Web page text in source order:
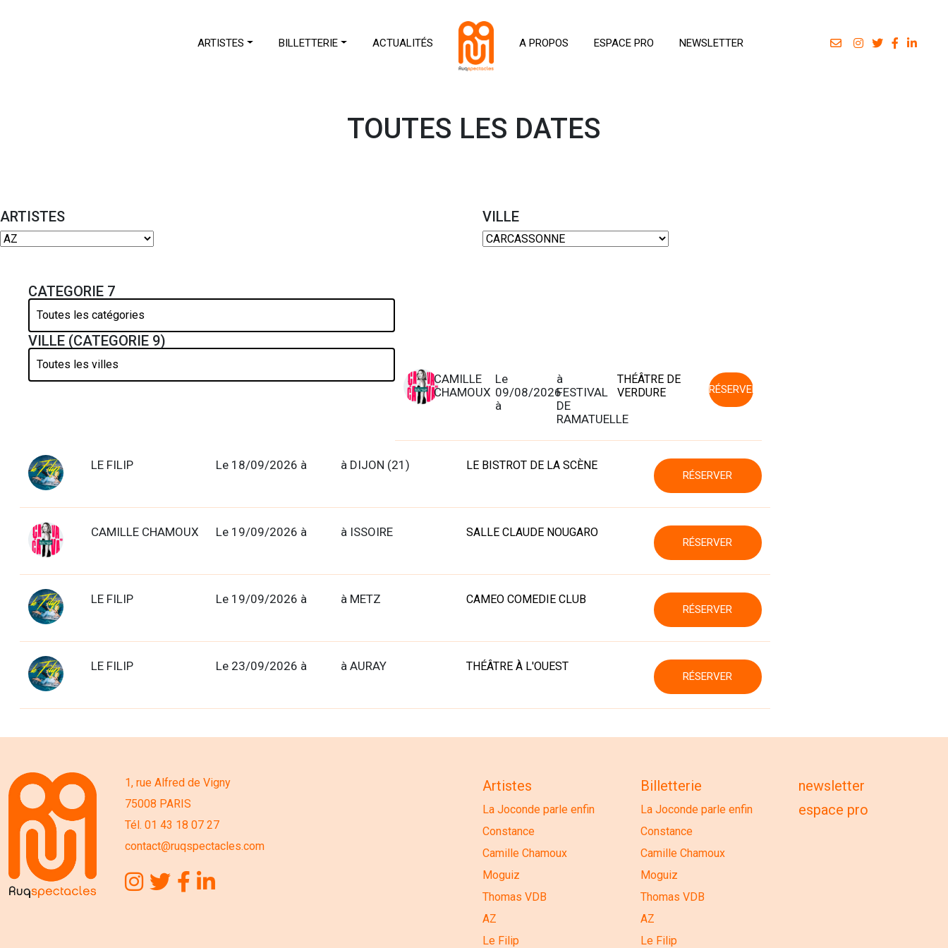
ARTISTES BILLETTERIE ACTUALITÉS A PROPOS ESPACE PRO NEWSLETTER
TOUTES LES DATES
ARTISTES VILLE
CATEGORIE 7
VILLE (CATEGORIE 9)
CAMILLE
CHAMOUX
Le
09/08/2026
à
à
FESTIVAL
DE
RAMATUELLE
THÉÂTRE DE
VERDURE
RÉSERVER
LE FILIP Le 18/09/2026 à à DIJON (21) LE BISTROT DE LA SCÈNE
RÉSERVER
CAMILLE CHAMOUX Le 19/09/2026 à à ISSOIRE SALLE CLAUDE NOUGARO
RÉSERVER
LE FILIP Le 19/09/2026 à à METZ CAMEO COMEDIE CLUB
RÉSERVER
LE FILIP Le 23/09/2026 à à AURAY THÉÂTRE À L'OUEST
RÉSERVER
1, rue Alfred de Vigny
75008 PARIS
Tél. 01 43 18 07 27
contact@ruqspectacles.com
Artistes
La Joconde parle enfin
Constance
Camille Chamoux
Moguiz
Thomas VDB
AZ
Le Filip
Billetterie
La Joconde parle enfin
Constance
Camille Chamoux
Moguiz
Thomas VDB
AZ
Le Filip
newsletter
espace pro